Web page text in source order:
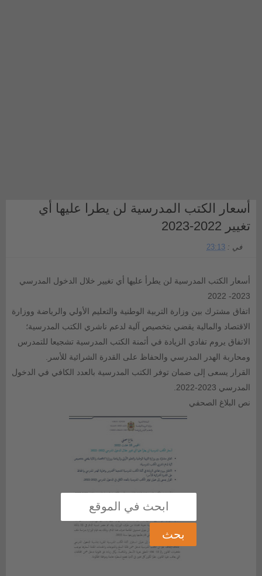
أسعار الكتب المدرسية لن يطرا عليها أي
تغيير 2022-2023
في : 23:13
أسعار الكتب المدرسية لن يطرأ عليها أي تغيير خلال الدخول المدرسي
2023- 2022
اتفاق مشترك بين وزارة التربية الوطنية والتعليم الأولي والرياضة ووزارة
الاقتصاد والمالية يقضي بتخصيص آلية لدعم ناشري الكتب المدرسية؛
الاتفاق يروم تفادي الزيادة في أثمنة الكتب المدرسية تشجيعا للتمدرس
ومحاربة الهدر المدرسي والحفاظ على القدرة الشرائية للأسر.
القرار يسعى إلى ضمان توفر الكتب المدرسية بالعدد الكافي في الدخول
المدرسي 2023-2022.
نص البلاغ الصحفي